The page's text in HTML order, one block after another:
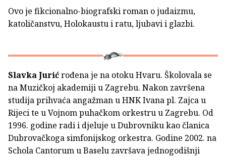
Ovo je fikcionalno-biografski roman o judaizmu,
katoličanstvu, Holokaustu i ratu, ljubavi i glazbi.
Slavka Jurićrođena je na otoku Hvaru. Školovala se
na Muzičkoj akademiji u Zagrebu. Nakon završena
studija prihvaća angažman u HNK Ivana pl. Zajca u
Rijeci te u Vojnom puhačkom orkestru u Zagrebu. Od
1996. godine radi i djeluje u Dubrovniku kao članica
Dubrovačkoga simfonijskog orkestra. Godine 2002. na
Schola Cantorum u Baselu završava jednogodišnji